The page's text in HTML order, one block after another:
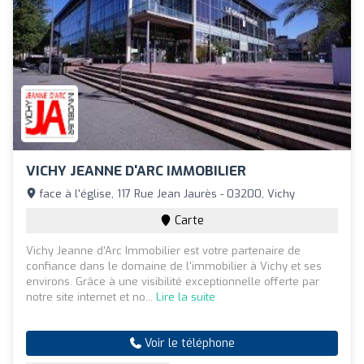
VICHY JEANNE D'ARC IMMOBILIER
face à l'église, 117 Rue Jean Jaurès - 03200, Vichy
Carte
Vichy Jeanne d'Arc Immobilier est votre partenaire de
confiance dans le domaine de l'immobilier à Vichy et ses
environs. Grâce à une visibilité exceptionnelle offerte par
notre site internet et no... Lire la suite
Voir le téléphone